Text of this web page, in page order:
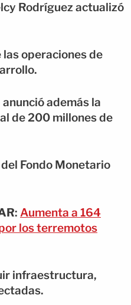
Rodríguez actualizó
operaciones de
además la
de 200 millones de
Fondo Monetario
: Aumenta a 164
los terremotos
infraestructura,